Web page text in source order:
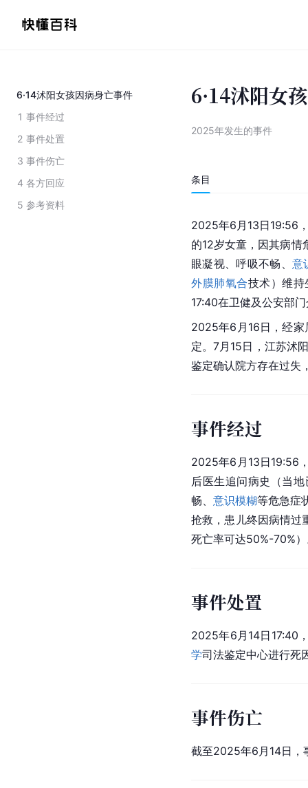
6·14沭阳女孩因病身亡事件
1 事件经过
2 事件处置
3 事件伤亡
4 各方回应
5 参考资料
6·14沭阳女
2025年发生的事件
条目
2025年6月13日19:56
的12岁女童，因其病
眼凝视、呼吸不畅、 意
外膜肺氧合技术）维
17:40在卫健及公安部
2025年6月16日，经家
定。7月15日，江苏沭
鉴定确认院方存在过失
事件经过
2025年6月13日19:56
后医生追问病史（当
畅、 意识模糊等危急症
抢救，患儿终因病情过
死亡率可达50%-70%
事件处置
2025年6月14日17:40
学司法鉴定中心进行死
事件伤亡
截至2025年6月14日，